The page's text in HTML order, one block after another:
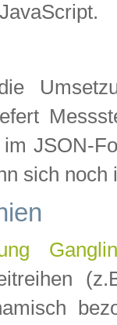
JSON-
sich noch